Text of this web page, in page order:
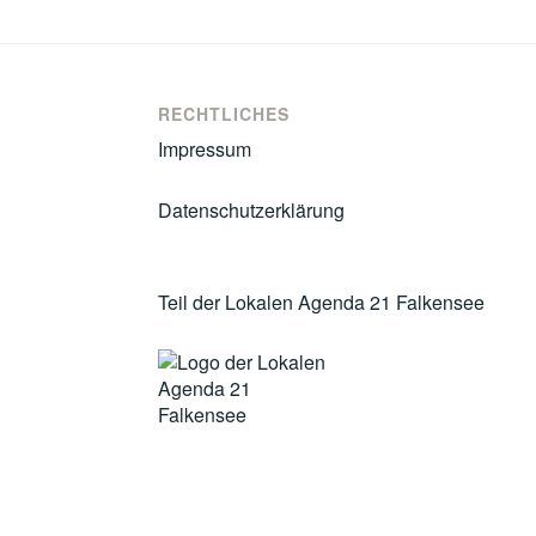
RECHTLICHES
Impressum
Datenschutzerklärung
Teil der Lokalen Agenda 21 Falkensee